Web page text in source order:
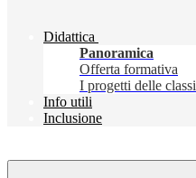
Didattica
Panoramica
Offerta formativa
I progetti delle classi
Info utili
Inclusione